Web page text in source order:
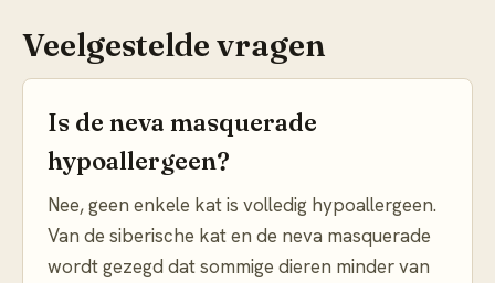
Veelgestelde vragen
Is de neva masquerade
hypoallergeen?
Nee, geen enkele kat is volledig hypoallergeen.
Van de siberische kat en de neva masquerade
wordt gezegd dat sommige dieren minder van